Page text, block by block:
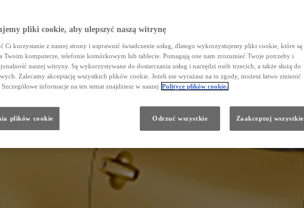
pliki cookie, aby ulepszyć naszą witrynę
Ci korzystanie z naszej strony i usprawnić świadczenie usług, dlatego wykorzystujemy pliki cookie, które są
Twoim komputerze, telefonie komórkowym lub tablecie. Pomagają one nam zrozumieć Twoje potrzeby i
naszej witryny. Są wykorzystywane do dostarczania usług i narzędzi osób trzecich, a także służą do
Zalecamy akceptację wszystkich plików cookie. Jeżeli nie wyrażasz na to zgody, możesz łatwo zmienić
informacje na ten temat znajdziesz w naszej Polityce plików cookie.
Odrzuć wszystkie Zaakceptuj wszystkie
plików cookie